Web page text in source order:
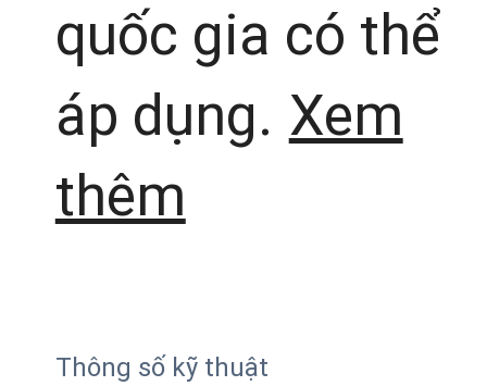
quốc gia có thể
áp dụng. Xem
thêm
Thông số kỹ thuật